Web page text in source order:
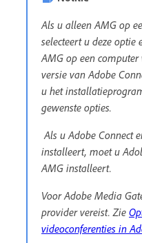
Als u alleen AMG op
selecteert u deze optie
AMG op een
versie van Adobe
u het
gewenste opties.
Als u Adobe Connect
installeert, moet u
AMG installeert.
Voor Adobe Media
provider vereist. Zie
videoconferenties in